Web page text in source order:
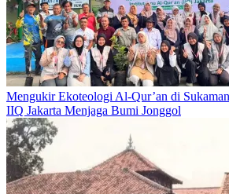
Mengukir Ekoteologi Al-Qur’an di
IIQ Jakarta Menjaga Bumi Jonggol